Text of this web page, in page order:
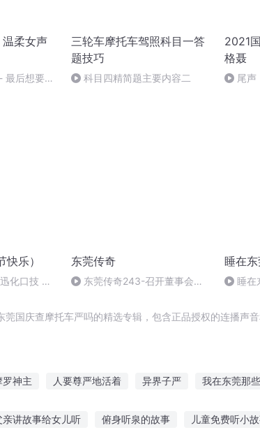
柔女声
最后想要和
三轮车摩托车驾照科目一答
题技巧
科目四精简题主要内容二
2021
格聂
尾
乐）
化口技 二
东莞传奇
东莞传奇243-召开董事会
睡在
睡在
莞国庆查摩托车严吗的精选专辑，包含正品授权的连播声
罗神主 人要尊严地活着 异界子严 我在东莞那
亲讲故事给女儿听 俯身听泉的故事 儿童免费听小